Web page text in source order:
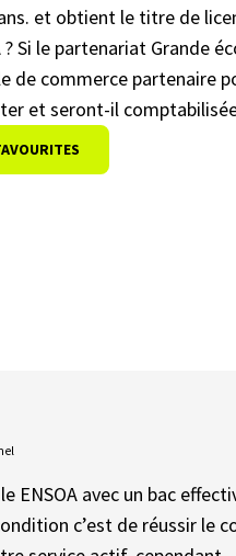
et obtient le titre de
Si le partenariat Grande
de commerce partenaire
et seront-il
ENSOA avec un bac
c’est de réussir le